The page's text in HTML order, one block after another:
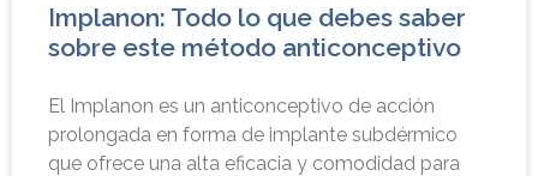
Implanon: Todo lo que debes saber
sobre este método anticonceptivo
El Implanon es un anticonceptivo de acción
prolongada en forma de implante subdérmico
que ofrece una alta eficacia y comodidad para